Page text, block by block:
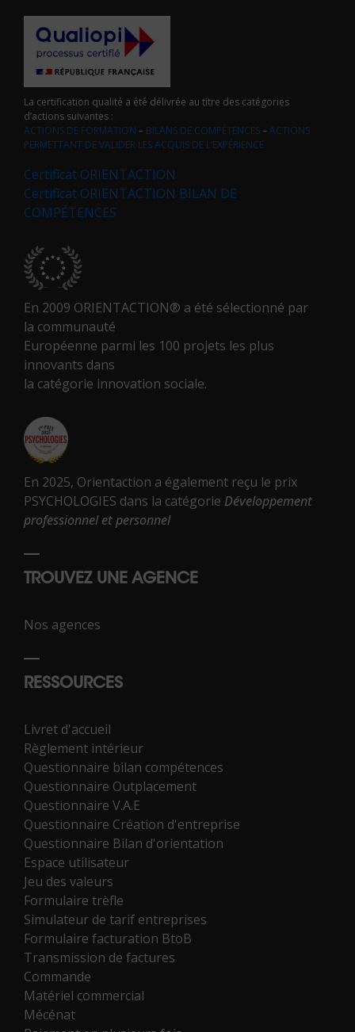
La certification qualité a été délivrée au titre des catégories
d’actions suivantes :
ACTIONS DE FORMATION – BILANS DE COMPÉTENCES–ACTIONS
PERMETTANT DE VALIDER LES ACQUIS DE L’EXPÉRIENCE
Certificat ORIENTACTION
Certificat ORIENTACTION BILAN DE
COMPÉTENCES
En 2009 ORIENTACTION® a été sélectionné par
la communauté
Européenne parmi les 100 projets les plus
innovants dans
la catégorie innovation sociale.
En 2025, Orientaction a également reçu le prix
PSYCHOLOGIES dans la catégorie Développement
professionnel et personnel
TROUVEZ UNE AGENCE
Nos agences
RESSOURCES
Livret d'accueil
Règlement intérieur
Questionnaire bilan compétences
Questionnaire Outplacement
Questionnaire V.A.E
Questionnaire Création d'entreprise
Questionnaire Bilan d'orientation
Espace utilisateur
Jeu des valeurs
Formulaire trèfle
Simulateur de tarif entreprises
Formulaire facturation BtoB
Transmission de factures
Commande
Matériel commercial
Mécénat